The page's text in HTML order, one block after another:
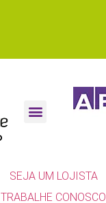
SEJA UM LOJISTA
TRABALHE CONOSCO